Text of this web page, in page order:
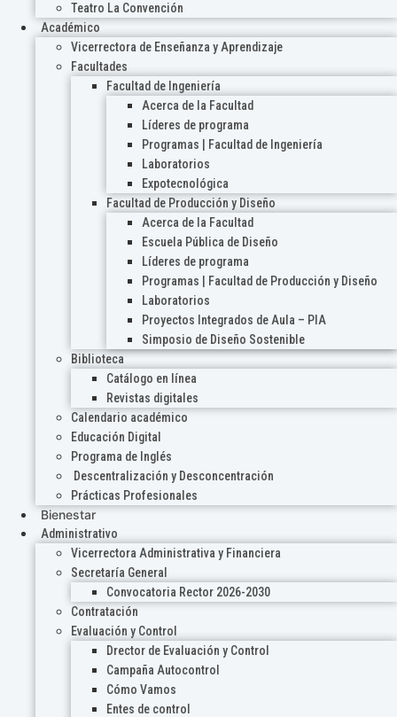
Teatro La Convención
Académico
Vicerrectora de Enseñanza y Aprendizaje
Facultades
Facultad de Ingeniería
Acerca de la Facultad
Líderes de programa
Programas | Facultad de Ingeniería
Laboratorios
Expotecnológica
Facultad de Producción y Diseño
Acerca de la Facultad
Escuela Pública de Diseño
Líderes de programa
Programas | Facultad de Producción y Diseño
Laboratorios
Proyectos Integrados de Aula – PIA
Simposio de Diseño Sostenible
Biblioteca
Catálogo en línea
Revistas digitales
Calendario académico
Educación Digital
Programa de Inglés
Descentralización y Desconcentración
Prácticas Profesionales
Bienestar
Administrativo
Vicerrectora Administrativa y Financiera
Secretaría General
Convocatoria Rector 2026-2030
Contratación
Evaluación y Control
Drector de Evaluación y Control
Campaña Autocontrol
Cómo Vamos
Entes de control